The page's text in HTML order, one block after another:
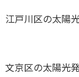
江戸川区の太陽
文京区の太陽光